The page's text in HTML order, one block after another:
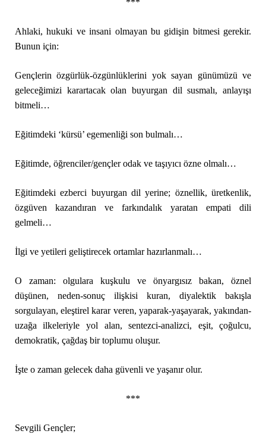
***
Ahlaki, hukuki ve insani olmayan bu gidişin bitmesi gerekir.
Bunun için:
Gençlerin özgürlük-özgünlüklerini yok sayan günümüzü ve
geleceğimizi karartacak olan buyurgan dil susmalı, anlayışı
bitmeli…
Eğitimdeki ‘kürsü’ egemenliği son bulmalı…
Eğitimde, öğrenciler/gençler odak ve taşıyıcı özne olmalı…
Eğitimdeki ezberci buyurgan dil yerine; öznellik, üretkenlik,
özgüven kazandıran ve farkındalık yaratan empati dili
gelmeli…
İlgi ve yetileri geliştirecek ortamlar hazırlanmalı…
O zaman: olgulara kuşkulu ve önyargısız bakan, öznel
düşünen, neden-sonuç ilişkisi kuran, diyalektik bakışla
sorgulayan, eleştirel karar veren, yaparak-yaşayarak, yakından-
uzağa ilkeleriyle yol alan, sentezci-analizci, eşit, çoğulcu,
demokratik, çağdaş bir toplumu oluşur.
İşte o zaman gelecek daha güvenli ve yaşanır olur.
***
Sevgili Gençler;